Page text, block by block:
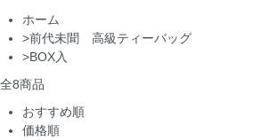
ホーム
>前代未聞 高級ティーバッグ
>BOX入
全8商品
おすすめ順
価格順